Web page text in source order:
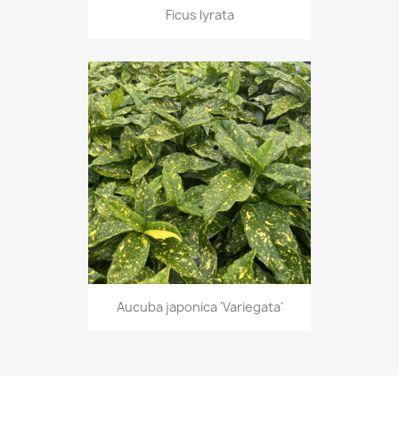
Ficus lyrata
Aucuba japonica 'Variegata'